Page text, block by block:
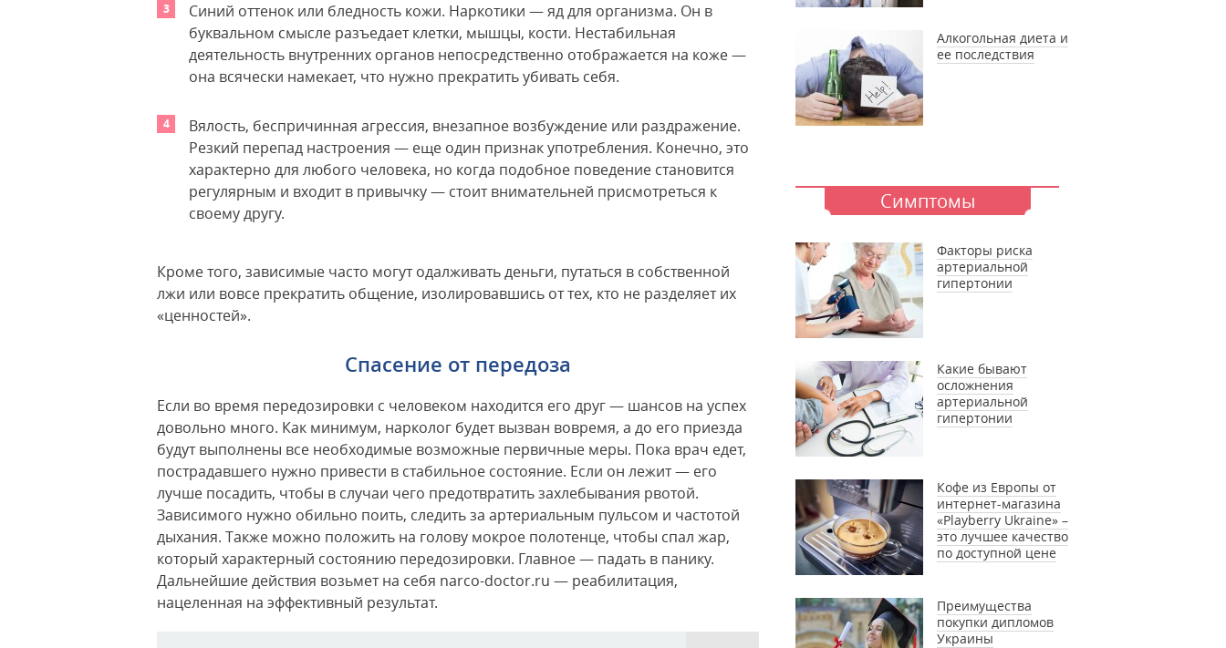
Синий оттенок или бледность кожи. Наркотики — яд для организма. Он в
буквальном смысле разъедает клетки, мышцы, кости. Нестабильная
деятельность внутренних органов непосредственно отображается на коже —
она всячески намекает, что нужно прекратить убивать себя.
Вялость, беспричинная агрессия, внезапное возбуждение или раздражение.
Резкий перепад настроения — еще один признак употребления. Конечно, это
характерно для любого человека, но когда подобное поведение становится
регулярным и входит в привычку — стоит внимательней присмотреться к
своему другу.
Кроме того, зависимые часто могут одалживать деньги, путаться в собственной
лжи или вовсе прекратить общение, изолировавшись от тех, кто не разделяет их
«ценностей».
Спасение от передоза
Если во время передозировки с человеком находится его друг — шансов на успех
довольно много. Как минимум, нарколог будет вызван вовремя, а до его приезда
будут выполнены все необходимые возможные первичные меры. Пока врач едет,
пострадавшего нужно привести в стабильное состояние. Если он лежит — его
лучше посадить, чтобы в случаи чего предотвратить захлебывания рвотой.
Зависимого нужно обильно поить, следить за артериальным пульсом и частотой
дыхания. Также можно положить на голову мокрое полотенце, чтобы спал жар,
который характерный состоянию передозировки. Главное — падать в панику.
Дальнейшие действия возьмет на себя narco-doctor.ru — реабилитация,
нацеленная на эффективный результат.
Алкогольная диета и
ее последствия
Симптомы
Факторы риска
артериальной
гипертонии
Какие бывают
осложнения
артериальной
гипертонии
Кофе из Европы от
интернет-магазина
«Playberry Ukraine» –
это лучшее качество
по доступной цене
Преимущества
покупки дипломов
Украины